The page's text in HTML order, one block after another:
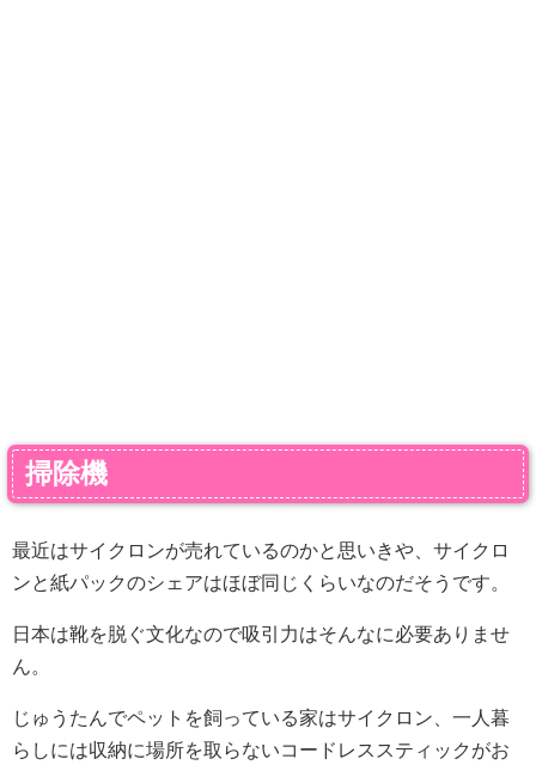
掃除機
最近はサイクロンが売れているのかと思いきや、サイクロ
ンと紙パックのシェアはほぼ同じくらいなのだそうです。
日本は靴を脱ぐ文化なので吸引力はそんなに必要ありませ
ん。
じゅうたんでペットを飼っている家はサイクロン、一人暮
らしには収納に場所を取らないコードレススティックがお